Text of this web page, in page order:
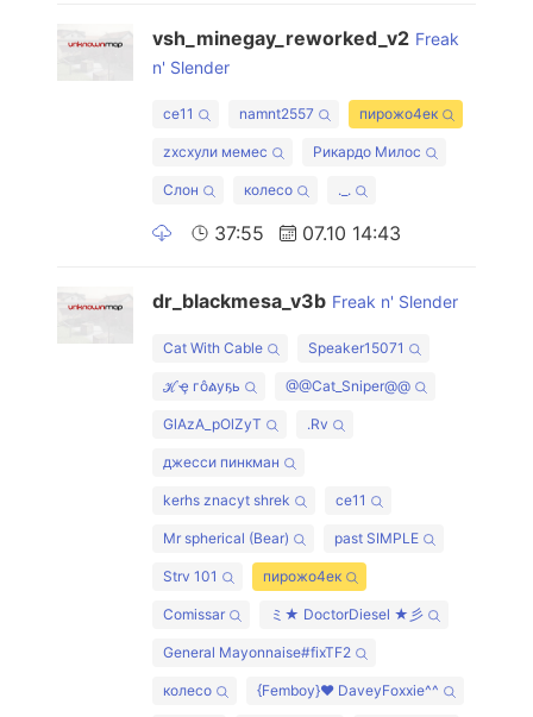
vsh_minegay_reworked_v2 Freak
n' Slender
ce11 namnt2557 пирожо4ек
zxcхули мемес Рикардо Милос
Слон колесо ._.
37:55 07.10 14:43
dr_blackmesa_v3b Freak n' Slender
Cat With Cable Speaker15071
ℋҿ гôልуҕь @@Cat_Sniper@@
GlAzA_pOlZyT .Rv
джесси пинкман
kerhs znacyt shrek ce11
Mr spherical (Bear) past SIMPLE
Strv 101 пирожо4ек
Comissar ミ★ DoctorDiesel ★彡
General Mayonnaise#fixTF2
колесо {Femboy}❤ DaveyFoxxie^^